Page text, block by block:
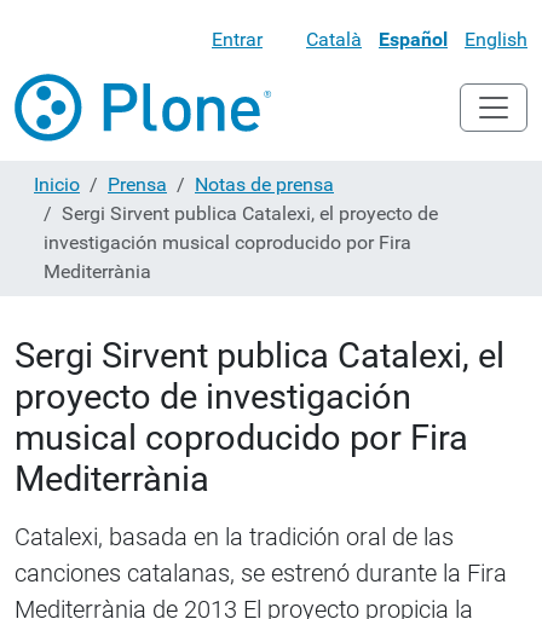
Entrar Català Español English
Inicio Prensa
Notas de prensa
Sergi Sirvent publica Catalexi, el proyecto de
investigación musical coproducido por Fira
Mediterrània
Sergi Sirvent publica Catalexi, el
proyecto de investigación
musical coproducido por Fira
Mediterrània
Catalexi, basada en la tradición oral de las
canciones catalanas, se estrenó durante la Fira
Mediterrània de 2013 El proyecto propicia la